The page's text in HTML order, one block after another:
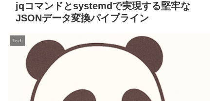
jqコマンドとsystemdで実現する堅牢な
JSONデータ変換パイプライン
Tech